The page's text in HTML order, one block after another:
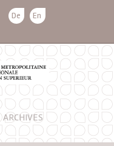
De En
ARCHIVES